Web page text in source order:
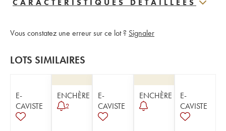
CARACTERISTIQUES DÉTAILLÉES
Vous constatez une erreur sur ce lot ? Signaler
LOTS SIMILAIRES
E-
CAVISTE
ENCHÈRE
2
E-
CAVISTE
ENCHÈRE
E-
CAVISTE